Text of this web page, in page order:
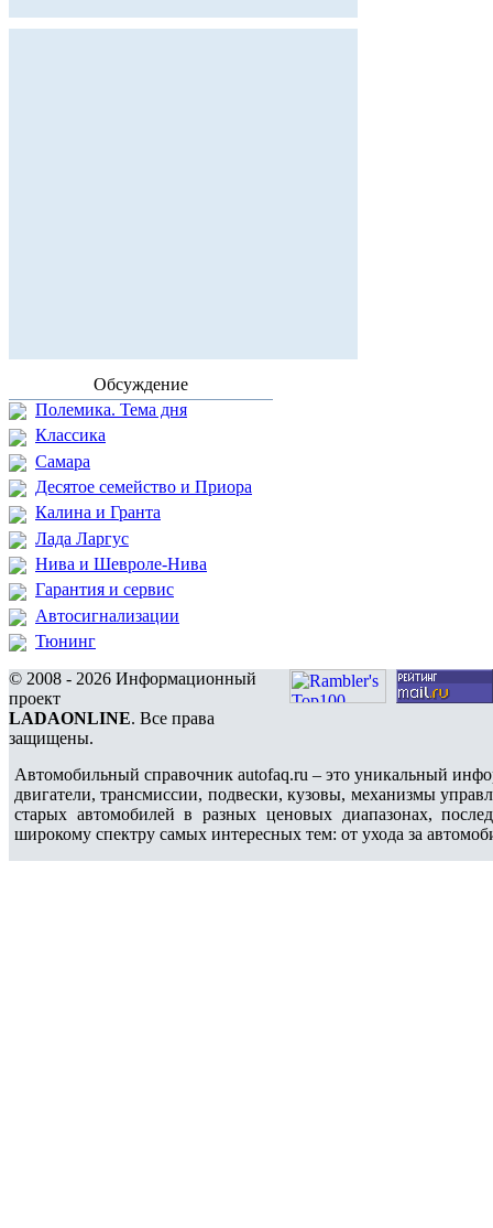
Обсуждение
Полемика. Тема дня
Классика
Самара
Десятое семейство и Приора
Калина и Гранта
Лада Ларгус
Нива и Шевроле-Нива
Гарантия и сервис
Автосигнализации
Тюнинг
© 2008 - 2026 Информационный
проект
LADAONLINE. Все права
защищены.
Автомобильный справочник autofaq.ru – это уникальный
двигатели, трансмиссии, подвески, кузовы, механизмы
старых автомобилей в разных ценовых диапазонах,
широкому спектру самых интересных тем: от ухода за